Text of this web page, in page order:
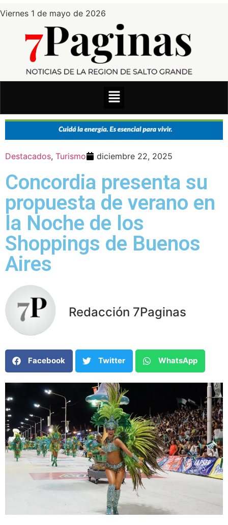
Viernes 1 de mayo de 2026
Destacados, Turismo diciembre 22, 2025
Concordia presenta su
propuesta de verano en
la Noche de los
Shoppings de Buenos
Aires
Redacción 7Paginas
Facebook Twitter WhatsApp